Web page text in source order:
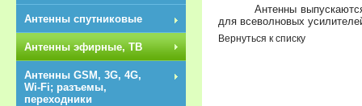
Антенны выпускаются
для всеволновых
Вернуться к списку
Антенны спутниковые
Антенны эфирные, ТВ
Антенны GSM, 3G, 4G,
Wi-Fi; разъемы,
переходники